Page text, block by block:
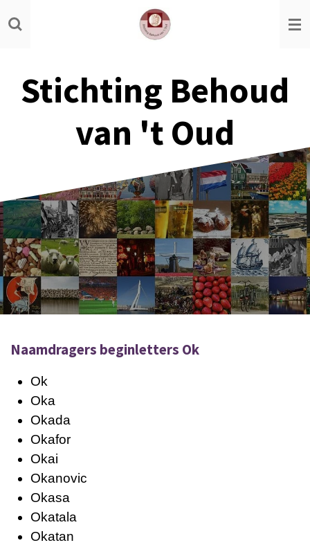
Ga
direct
hoofdinhoud
Stichting Behoud
van 't Oud
Naamdragers beginletters Ok
Ok
Oka
Okada
Okafor
Okai
Okanovic
Okasa
Okatala
Okatan